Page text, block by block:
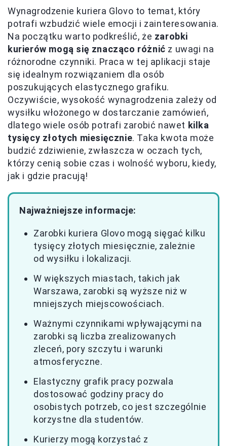
Wynagrodzenie kuriera Glovo to temat, który
potrafi wzbudzić wiele emocji i zainteresowania.
Na początku warto podkreślić, że zarobki
kurierów mogą się znacząco różnić z uwagi na
różnorodne czynniki. Praca w tej aplikacji staje
się idealnym rozwiązaniem dla osób
poszukujących elastycznego grafiku.
Oczywiście, wysokość wynagrodzenia zależy od
wysiłku włożonego w dostarczanie zamówień,
dlatego wiele osób potrafi zarobić nawet kilka
tysięcy złotych miesięcznie. Taka kwota może
budzić zdziwienie, zwłaszcza w oczach tych,
którzy cenią sobie czas i wolność wyboru, kiedy,
jak i gdzie pracują!
Najważniejsze informacje:
Zarobki kuriera Glovo mogą sięgać kilku
tysięcy złotych miesięcznie, zależnie
od wysiłku i lokalizacji.
W większych miastach, takich jak
Warszawa, zarobki są wyższe niż w
mniejszych miejscowościach.
Ważnymi czynnikami wpływającymi na
zarobki są liczba zrealizowanych
zleceń, pory szczytu i warunki
atmosferyczne.
Elastyczny grafik pracy pozwala
dostosować godziny pracy do
osobistych potrzeb, co jest szczególnie
korzystne dla studentów.
Kurierzy mogą korzystać z